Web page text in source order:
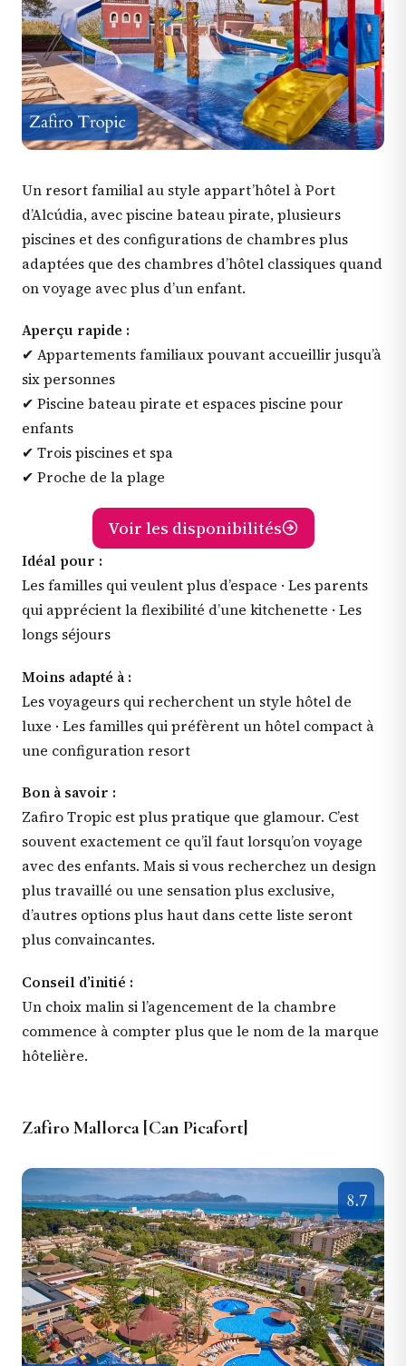
Un resort familial au style appart’hôtel à Port
d’Alcúdia, avec piscine bateau pirate, plusieurs
piscines et des configurations de chambres plus
adaptées que des chambres d’hôtel classiques quand
on voyage avec plus d’un enfant.
Aperçu rapide :
✔ Appartements familiaux pouvant accueillir jusqu’à
six personnes
✔ Piscine bateau pirate et espaces piscine pour
enfants
✔ Trois piscines et spa
✔ Proche de la plage
Voir les disponibilités
Idéal pour :
Les familles qui veulent plus d’espace · Les parents
qui apprécient la flexibilité d’une kitchenette · Les
longs séjours
Moins adapté à :
Les voyageurs qui recherchent un style hôtel de
luxe · Les familles qui préfèrent un hôtel compact à
une configuration resort
Bon à savoir :
Zafiro Tropic est plus pratique que glamour. C’est
souvent exactement ce qu’il faut lorsqu’on voyage
avec des enfants. Mais si vous recherchez un design
plus travaillé ou une sensation plus exclusive,
d’autres options plus haut dans cette liste seront
plus convaincantes.
Conseil d’initié :
Un choix malin si l’agencement de la chambre
commence à compter plus que le nom de la marque
hôtelière.
Zafiro Mallorca [Can Picafort]